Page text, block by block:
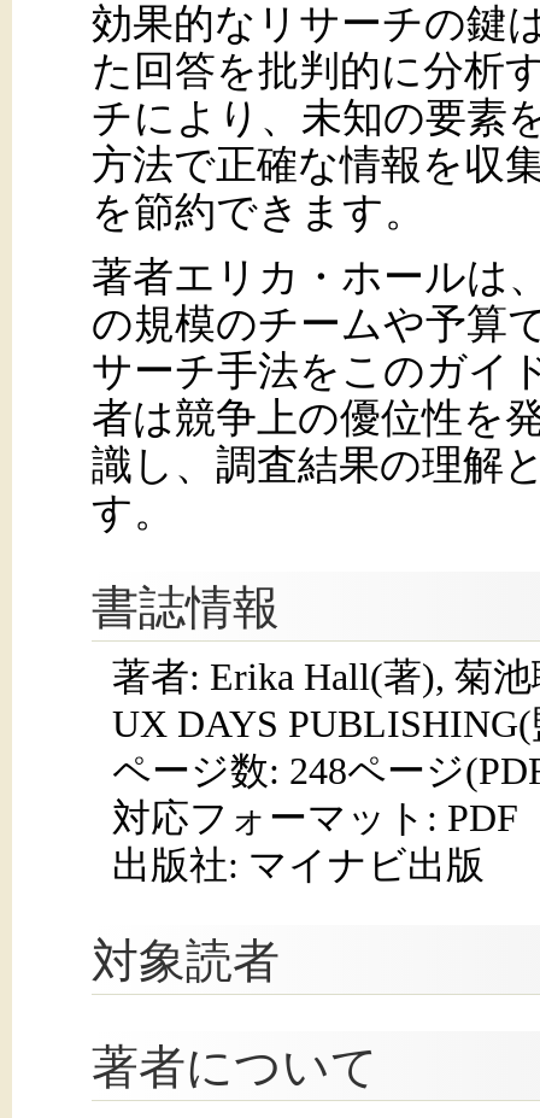
効果的なリサーチの鍵
た回答を批判的に分析
チにより、未知の要素
方法で正確な情報を収
を節約できます。
著者エリカ・ホールは
の規模のチームや予算
サーチ手法をこのガイ
者は競争上の優位性を
識し、調査結果の理解
す。
書誌情報
著者: Erika Hall(著), 菊
UX DAYS
ページ数: 248ページ
対応フォーマット: PDF
出版社: マイナビ出版
対象読者
著者について